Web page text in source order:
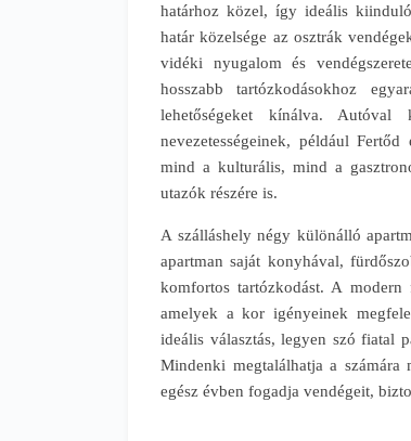
határhoz közel, így ideális
határ közelsége az osztrák
vidéki nyugalom és
hosszabb tartózkodásokhoz
lehetőségeket kínálva.
nevezetességeinek, például
mind a kulturális, mind a
utazók részére is.
A szálláshely négy különálló
apartman saját konyhával,
komfortos tartózkodást. A
amelyek a kor igényeinek
ideális választás, legyen szó fiatal
Mindenki megtalálhatja a számára
egész évben fogadja vendégeit,